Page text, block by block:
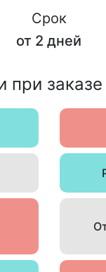
Срок
от 2 дней
при